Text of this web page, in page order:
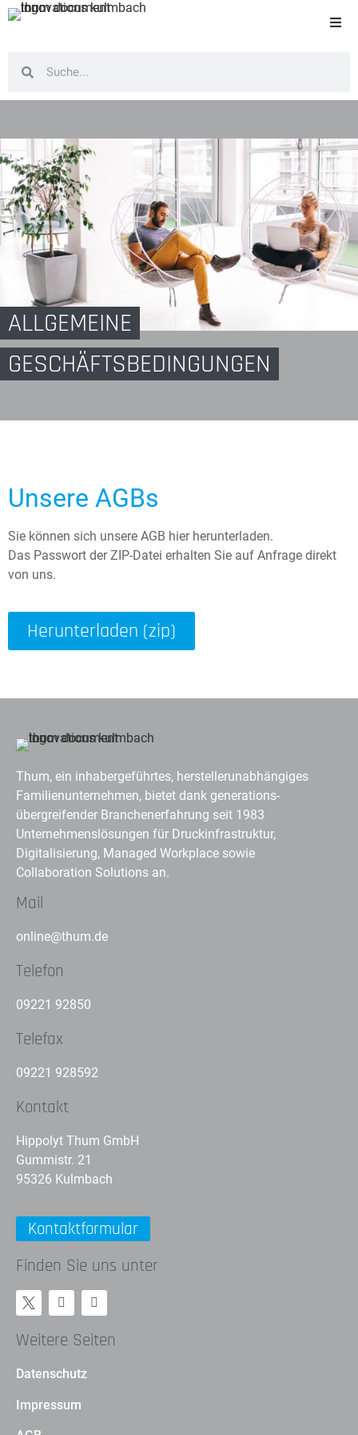
ALLGEMEINE
GESCHÄFTSBEDINGUNGEN
Unsere AGBs
Sie können sich unsere AGB hier herunterladen.
Das Passwort der ZIP-Datei erhalten Sie auf Anfrage direkt
von uns.
Herunterladen (zip)
Thum, ein inhabergeführtes, herstellerunabhängiges
Familienunternehmen, bietet dank generations-
übergreifender Branchenerfahrung seit 1983
Unternehmenslösungen für Druckinfrastruktur,
Digitalisierung, Managed Workplace sowie
Collaboration Solutions an.
Mail
online@thum.de
Telefon
09221 92850
Telefax
09221 928592
Kontakt
Hippolyt Thum GmbH
Gummistr. 21
95326 Kulmbach
Kontaktformular
Finden Sie uns unter
Weitere Seiten
Datenschutz
Impressum